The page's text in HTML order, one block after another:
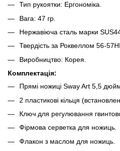
Тип рукоятки: Ергономіка.
Вага: 47 гр.
Нержавіюча сталь марки
Твердість за Роквеллом 56-
Виробництво: Корея.
Комплектація:
Прямі ножиці Sway Art 5,5
2 пластикові кільця
Ключ для регулювання
Фірмова серветка для ножиць.
Флакон з маслом для ножиць.